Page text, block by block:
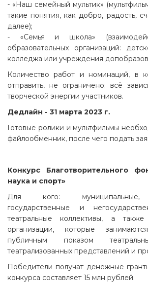
- «Наш семейный мультик»
такие понятия, как добро, радость,
далее);
- «Семья и школа»
образовательных организаций:
колледжа или учреждения
Количество работ и номинаций, в
отправить, не ограничено: всё
творческой энергии участников.
Дедлайн - 31 марта 2023 г.
Готовые ролики и мультфильмы
файлообменник, после чего подать
Конкурс Благотворительного
наука и спорт»
Для кого: муниципальные,
государственные и
театральные коллективы, а также
организации, которые
публичным показом
театрализованных представлений и
Победители получат денежные
конкурса составляет 15 млн рублей.